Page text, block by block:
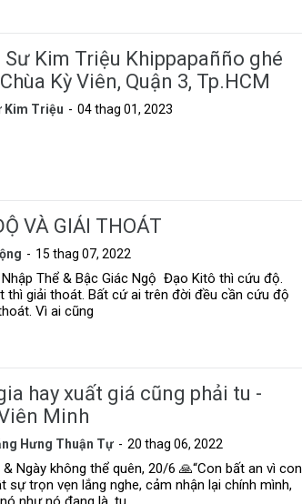
Sư Kim Triệu Khippapañño ghé
Kỳ Viên, Quận 3, Tp.HCM
Kim Triệu 04 thag 01, 2023
VÀ GIẢI THOÁT
15 thag 07, 2022
Thể & Bậc Giác Ngộ Đạo Kitô thì cứu độ.
thì giải thoát. Bất cứ ai trên đời đều cần cứu độ
Vì ai cũng
hay xuất giá cũng phải tu -
Minh
Hưng Thuận Tự 20 thag 06, 2022
Ngày không thể quên, 20/6 🙏“Con bất an vì con
sự trọn vẹn lắng nghe, cảm nhận lại chính mình,